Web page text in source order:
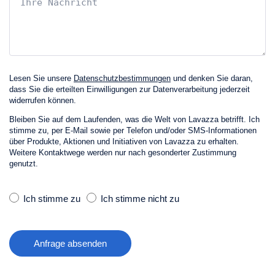
Lesen Sie unsere Datenschutzbestimmungen und denken Sie daran,
dass Sie die erteilten Einwilligungen zur Datenverarbeitung jederzeit
widerrufen können.
Bleiben Sie auf dem Laufenden, was die Welt von Lavazza betrifft. Ich
stimme zu, per E‑Mail sowie per Telefon und/oder SMS-Informationen
über Produkte, Aktionen und Initiativen von Lavazza zu erhalten.
Weitere Kontaktwege werden nur nach gesonderter Zustimmung
genutzt.
Ich stimme zu Ich stimme nicht zu
Anfrage absenden